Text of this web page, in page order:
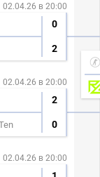
02.04.26 в 20:00
0
2
02.04.26 в 20:00
2
0
02.04.26 в 20:00